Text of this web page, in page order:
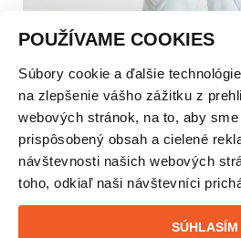
POUŽÍVAME COOKIES
Súbory cookie a ďalšie
na zlepšenie vášho zážitku z
webových stránok, na to, aby
prispôsobený obsah a cielené
návštevnosti našich webových
toho, odkiaľ naši návštevníci
SÚHLASÍM
OAKLEY HERITAGE OVER
PÁNSKA
VEĽKOSŤ